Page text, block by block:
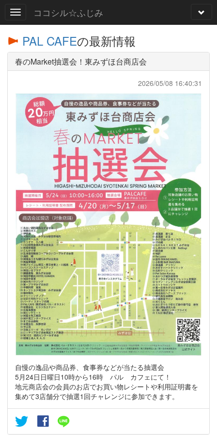
ココシル☆ふじみ
PAL CAFEの最新情報
春のMarket抽選会！東みずほ台商店会
2026/05/08 16:40:31
自慢の逸品や商品券、食事券などが当たる抽選会
5月24日日曜日10時から16時 パル カフェにて！
地元商店会の会員のお店でお買い物レシートや利用証明書を
集めて3店舗分で抽選1回チャレンジに参加できます。